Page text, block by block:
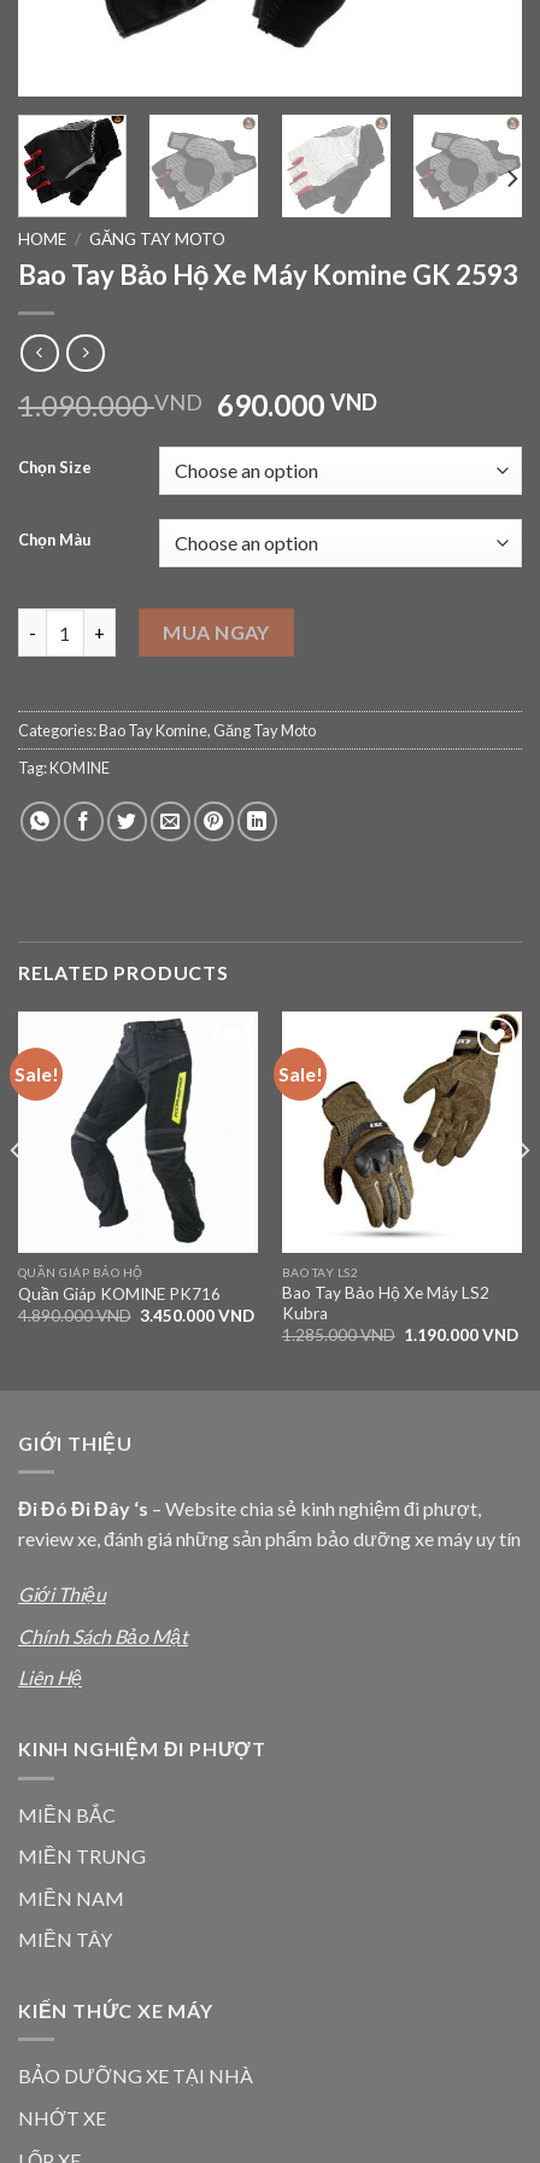
HOME / GĂNG TAY MOTO
Bao Tay Bảo Hộ Xe Máy Komine GK 2593
1.090.000VND 690.000VND
Chọn Size
Chọn Màu
MUA NGAY
Categories:Bao Tay Komine, Găng Tay Moto
Tag:KOMINE
RELATED PRODUCTS
Sale!
QUẦN GIÁP BẢO HỘ
Quần Giáp KOMINE PK716
4.890.000VND 3.450.000VND
Sale!
Add to
wishlist
BAO TAY LS2
Bao Tay Bảo Hộ Xe Máy LS2
Kubra
1.285.000VND 1.190.000VND
GIỚI THIỆU
Đi Đó Đi Đây ‘s – Website chia sẻ kinh nghiệm đi phượt,
review xe, đánh giá những sản phẩm bảo dưỡng xe máy uy tín
Giới Thiệu
Chính Sách Bảo Mật
Liên Hệ
KINH NGHIỆM ĐI PHƯỢT
MIỀN BẮC
MIỀN TRUNG
MIỀN NAM
MIỀN TÂY
KIẾN THỨC XE MÁY
BẢO DƯỠNG XE TẠI NHÀ
NHỚT XE